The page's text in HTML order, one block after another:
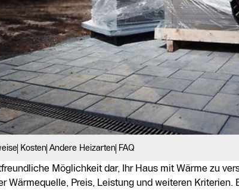
Kosten Andere Heizarten FAQ
Möglichkeit dar, Ihr Haus mit Wärme zu
Wärmequelle, Preis, Leistung und weiteren Kriterien.